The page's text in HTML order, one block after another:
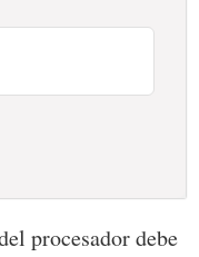
procesador debe